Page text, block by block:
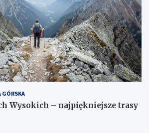
GÓRSKA
Wysokich – najpiękniejsze trasy